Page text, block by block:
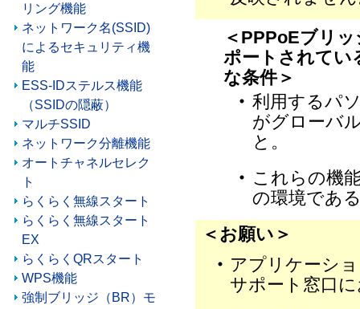
リング機能
ネットワーク名(SSID)
によるセキュリティ機
能
ESS-IDステルス機能
（SSIDの隠蔽）
マルチSSID
ネットワーク分離機能
オートチャネルセレク
ト
らくらく無線スタート
らくらく無線スタート
EX
らくらくQRスタート
WPS機能
強制ブリッジ（BR）モ
＜PPPoEブリ
ポートされてい
な条件＞
利用するパ
がグローバ
と。
これらの機
の環境であ
＜お願い＞
アプリケーシ
サポート窓口